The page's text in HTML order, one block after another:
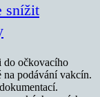
snížit
do očkovacího
na podávání vakcín.